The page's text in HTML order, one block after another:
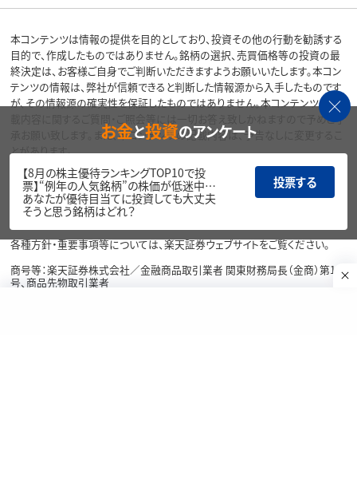
本コンテンツは情報の提供を目的としており、投資その他の行動を勧誘する
目的で、作成したものではありません。銘柄の選択、売買価格等の投資の最
終決定は、お客様ご自身でご判断いただきますようお願いいたします。本コン
テンツの情報は、弊社が信頼できると判断した情報源から入手したものです
が、その情報源の確実性を保証したものではありません。本コンテンツの記
載内容に関するご質問・ご照会等には一切お答え致しかねますので予めご了
承お願い致します。また、本コンテンツの記載内容は、予告なしに変更するこ
とがあります。
当サイトの掲載画像には、Adobe社提供の画像生成AI「Firefly」を使用して
いる場合があります。
リスク・費用・情報提供について
各種方針・重要事項等については、楽天証券ウェブサイトをご覧ください。
商号等：楽天証券株式会社／金融商品取引業者 関東財務局長（金商）第195
号、商品先物取引業者
お金と投資のアンケート
【8月の株主優待ランキングTOP10で投
票】“例年の人気銘柄”の株価が低迷中…
あなたが優待目当てに投資しても大丈夫
そうと思う銘柄はどれ？
投票する